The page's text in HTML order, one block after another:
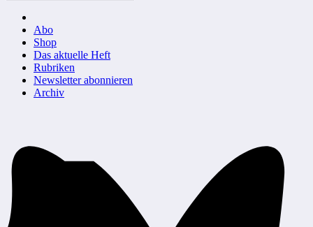
Abo
Shop
Das aktuelle Heft
Rubriken
Newsletter abonnieren
Archiv